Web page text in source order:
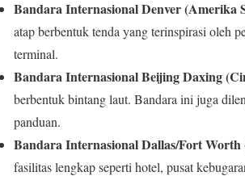
Bandara Internasional Denver (Amerika
atap berbentuk tenda yang terinspirasi oleh
terminal.
Bandara Internasional Beijing Daxing
berbentuk bintang laut. Bandara ini juga
panduan.
Bandara Internasional Dallas/Fort
fasilitas lengkap seperti hotel, pusat